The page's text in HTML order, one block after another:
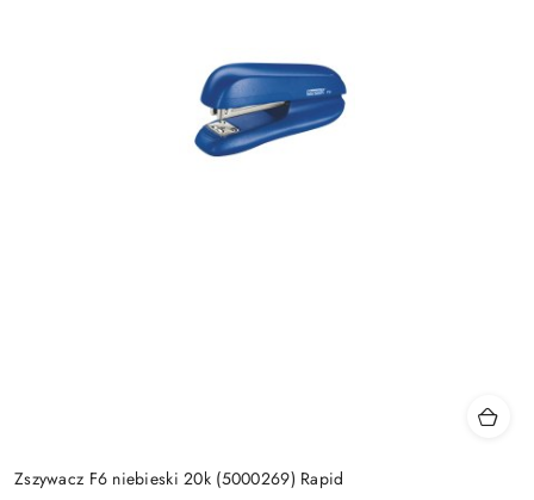
Zszywacz F6 niebieski 20k (5000269) Rapid